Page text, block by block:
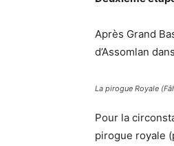
Après Grand
d’Assomlan
La pirogue Royale
Pour la
pirogue royale